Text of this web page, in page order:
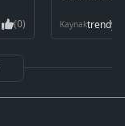
(0) Kaynak